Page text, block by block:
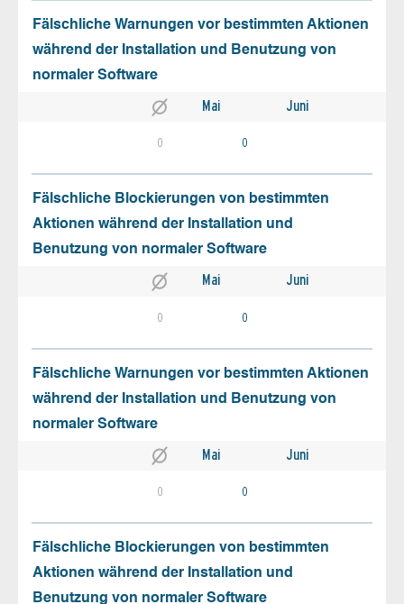
Fälschliche Warnungen vor bestimmten Aktionen
während der Installation und Benutzung von
normaler Software
Mai Juni
0 0
Fälschliche Blockierungen von bestimmten
Aktionen während der Installation und
Benutzung von normaler Software
Mai Juni
0 0
Fälschliche Warnungen vor bestimmten Aktionen
während der Installation und Benutzung von
normaler Software
Mai Juni
0 0
Fälschliche Blockierungen von bestimmten
Aktionen während der Installation und
Benutzung von normaler Software